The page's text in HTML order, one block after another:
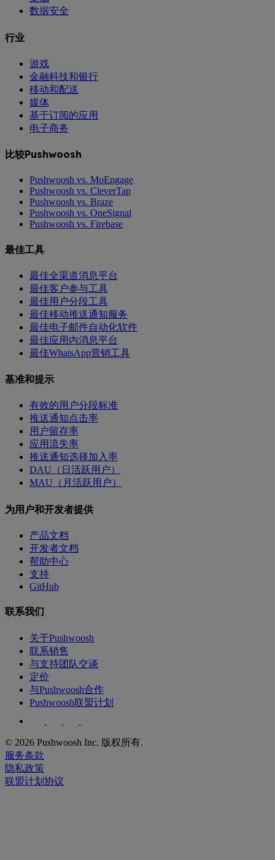
数据安全
行业
游戏
金融科技和银行
移动和配送
媒体
基于订阅的应用
电子商务
比较Pushwoosh
Pushwoosh vs. MoEngage
Pushwoosh vs. CleverTap
Pushwoosh vs. Braze
Pushwoosh vs. OneSignal
Pushwoosh vs. Firebase
最佳工具
最佳全渠道消息平台
最佳客户参与工具
最佳用户分段工具
最佳移动推送通知服务
最佳电子邮件自动化软件
最佳应用内消息平台
最佳WhatsApp营销工具
基准和提示
有效的用户分段标准
推送通知点击率
用户留存率
应用流失率
推送通知选择加入率
DAU（日活跃用户）
MAU（月活跃用户）
为用户和开发者提供
产品文档
开发者文档
帮助中心
支持
GitHub
联系我们
关于Pushwoosh
联系销售
与支持团队交谈
定价
与Pushwoosh合作
Pushwoosh联盟计划
© 2026 Pushwoosh Inc. 版权所有.
服务条款
隐私政策
联盟计划协议